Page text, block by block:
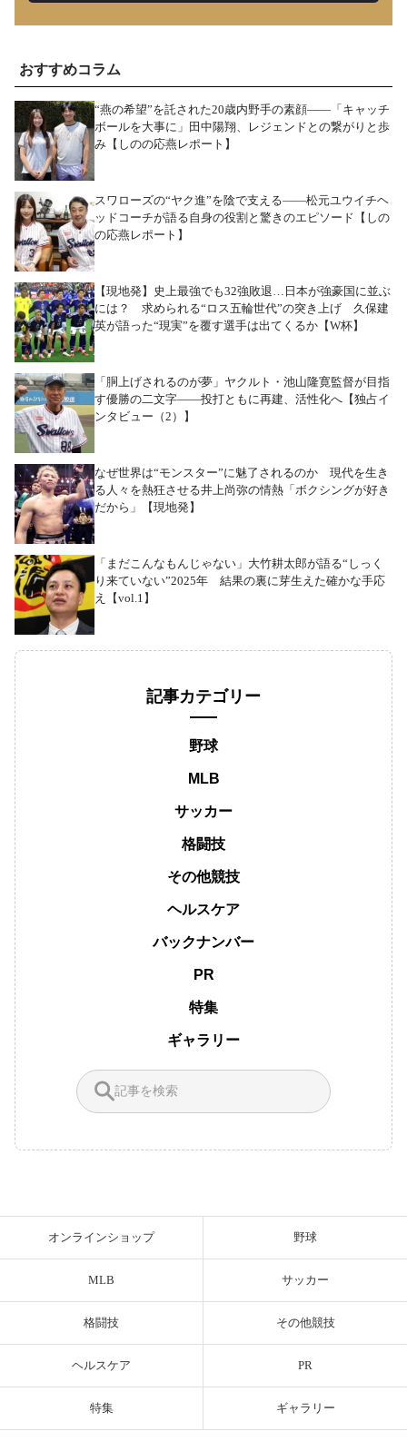
おすすめコラム
“燕の希望”を託された20歳内野手の素顔――「キャッチ
ボールを大事に」田中陽翔、レジェンドとの繋がりと歩
み【しのの応燕レポート】
スワローズの“ヤク進”を陰で支える――松元ユウイチヘ
ッドコーチが語る自身の役割と驚きのエピソード【しの
の応燕レポート】
【現地発】史上最強でも32強敗退…日本が強豪国に並ぶ
には？ 求められる“ロス五輪世代”の突き上げ 久保建
英が語った“現実”を覆す選手は出てくるか【W杯】
「胴上げされるのが夢」ヤクルト・池山隆寛監督が目指
す優勝の二文字――投打ともに再建、活性化へ【独占イ
ンタビュー（2）】
なぜ世界は“モンスター”に魅了されるのか 現代を生き
る人々を熱狂させる井上尚弥の情熱「ボクシングが好き
だから」【現地発】
「まだこんなもんじゃない」大竹耕太郎が語る“しっく
り来ていない”2025年 結果の裏に芽生えた確かな手応
え【vol.1】
記事カテゴリー
野球
MLB
サッカー
格闘技
その他競技
ヘルスケア
バックナンバー
PR
特集
ギャラリー
オンラインショップ 野球
MLB サッカー
格闘技 その他競技
ヘルスケア PR
特集 ギャラリー